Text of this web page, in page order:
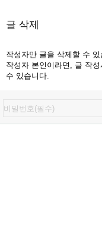
글 삭제
작성자만 글을 삭제할 수 있
작성자 본인이라면, 글 작
수 있습니다.